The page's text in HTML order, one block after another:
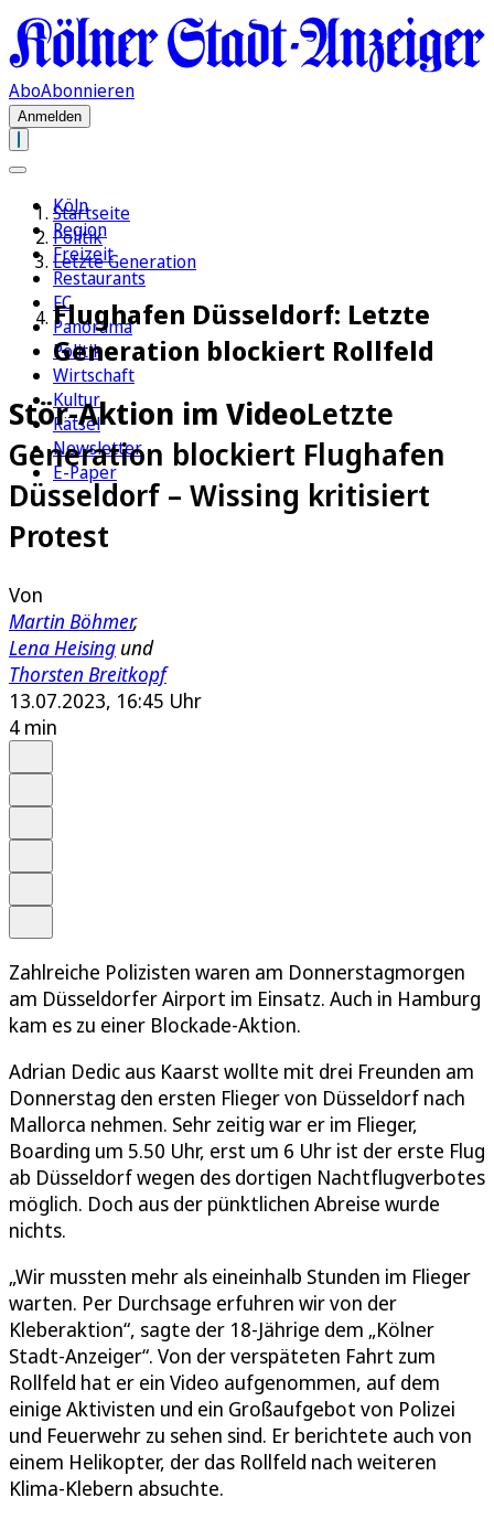
AboAbonnieren
Anmelden
Köln
Region
Freizeit
Restaurants
FC
Panorama
Politik
Wirtschaft
Kultur
Rätsel
Newsletter
E-Paper
Startseite
Politik
Letzte Generation
Flughafen Düsseldorf: Letzte
Generation blockiert Rollfeld
Stör-Aktion im VideoLetzte
Generation blockiert Flughafen
Düsseldorf – Wissing kritisiert
Protest
Von
Martin Böhmer,
Lena Heising und
Thorsten Breitkopf
13.07.2023, 16:45 Uhr
4 min
Zahlreiche Polizisten waren am Donnerstagmorgen
am Düsseldorfer Airport im Einsatz. Auch in Hamburg
kam es zu einer Blockade-Aktion.
Adrian Dedic aus Kaarst wollte mit drei Freunden am
Donnerstag den ersten Flieger von Düsseldorf nach
Mallorca nehmen. Sehr zeitig war er im Flieger,
Boarding um 5.50 Uhr, erst um 6 Uhr ist der erste Flug
ab Düsseldorf wegen des dortigen Nachtflugverbotes
möglich. Doch aus der pünktlichen Abreise wurde
nichts.
„Wir mussten mehr als eineinhalb Stunden im Flieger
warten. Per Durchsage erfuhren wir von der
Kleberaktion“, sagte der 18-Jährige dem „Kölner
Stadt-Anzeiger“. Von der verspäteten Fahrt zum
Rollfeld hat er ein Video aufgenommen, auf dem
einige Aktivisten und ein Großaufgebot von Polizei
und Feuerwehr zu sehen sind. Er berichtete auch von
einem Helikopter, der das Rollfeld nach weiteren
Klima-Klebern absuchte.